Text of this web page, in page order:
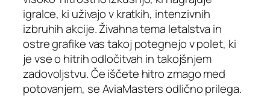
igralce, ki uživajo v kratkih, intenzivnih
izbruhih akcije. Živahna tema letalstva in
ostre grafike vas takoj potegnejo v polet, ki
je vse o hitrih odločitvah in takojšnjem
zadovoljstvu. Če iščete hitro zmago med
potovanjem, se AviaMasters odlično prilega.